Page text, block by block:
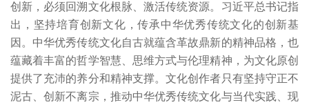
创新，必须回溯文化根脉、激活传统资源。习近平总书记指
出，坚持培育创新文化，传承中华优秀传统文化的创新基
因。中华优秀传统文化自古就蕴含革故鼎新的精神品格，也
蕴藏着丰富的哲学智慧、思维方式与伦理精神，为文化原创
提供了充沛的养分和精神支撑。文化创作者只有坚持守正不
泥古、创新不离宗，推动中华优秀传统文化与当代实践、现